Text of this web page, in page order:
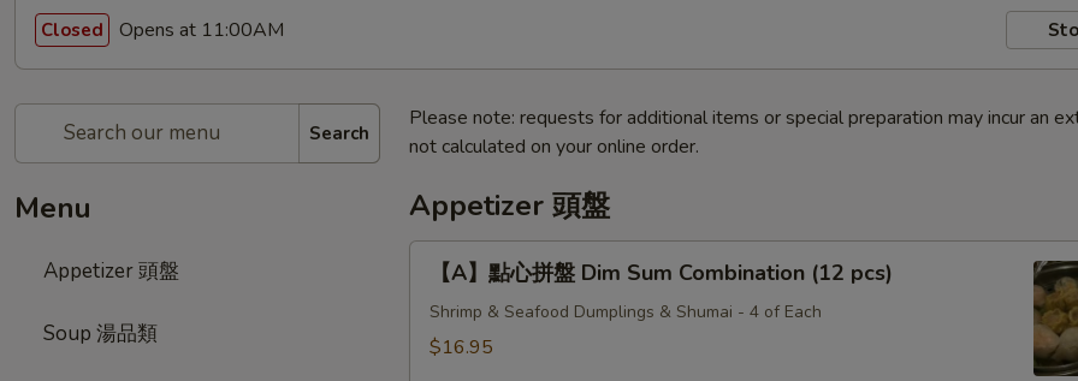
Closed Opens at 11:00AM
Search
Menu
Appetizer 頭盤
Soup 湯品類
Please note: requests for additional items or special preparation may incur an
not calculated on your online order.
Appetizer 頭盤
【A】
【A】點心拼盤 Dim Sum Combination (12 pcs)
Shrimp & Seafood Dumplings & Shumai - 4 of Each
$16.95